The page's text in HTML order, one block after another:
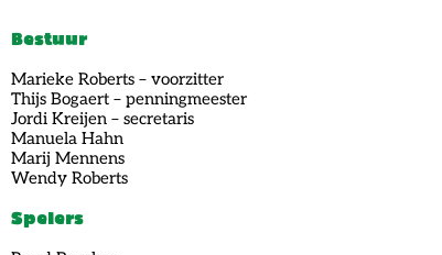
Bestuur
Marieke Roberts – voorzitter
Thijs Bogaert – penningmeester
Jordi Kreijen – secretaris
Manuela Hahn
Marij Mennens
Wendy Roberts
Spelers